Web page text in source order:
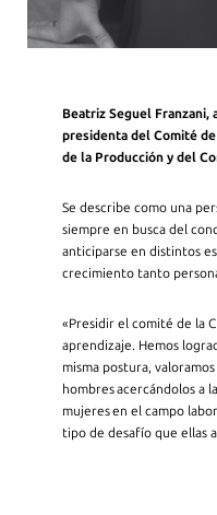
Beatriz Seguel Franzani,
presidenta del Comité
de la Producción y del
Se describe como una
siempre en busca del
anticiparse en distintos
crecimiento tanto
«Presidir el comité de la
aprendizaje. Hemos
misma postura,
hombres acercándolos a
mujeres en el campo
tipo de desafío que ellas